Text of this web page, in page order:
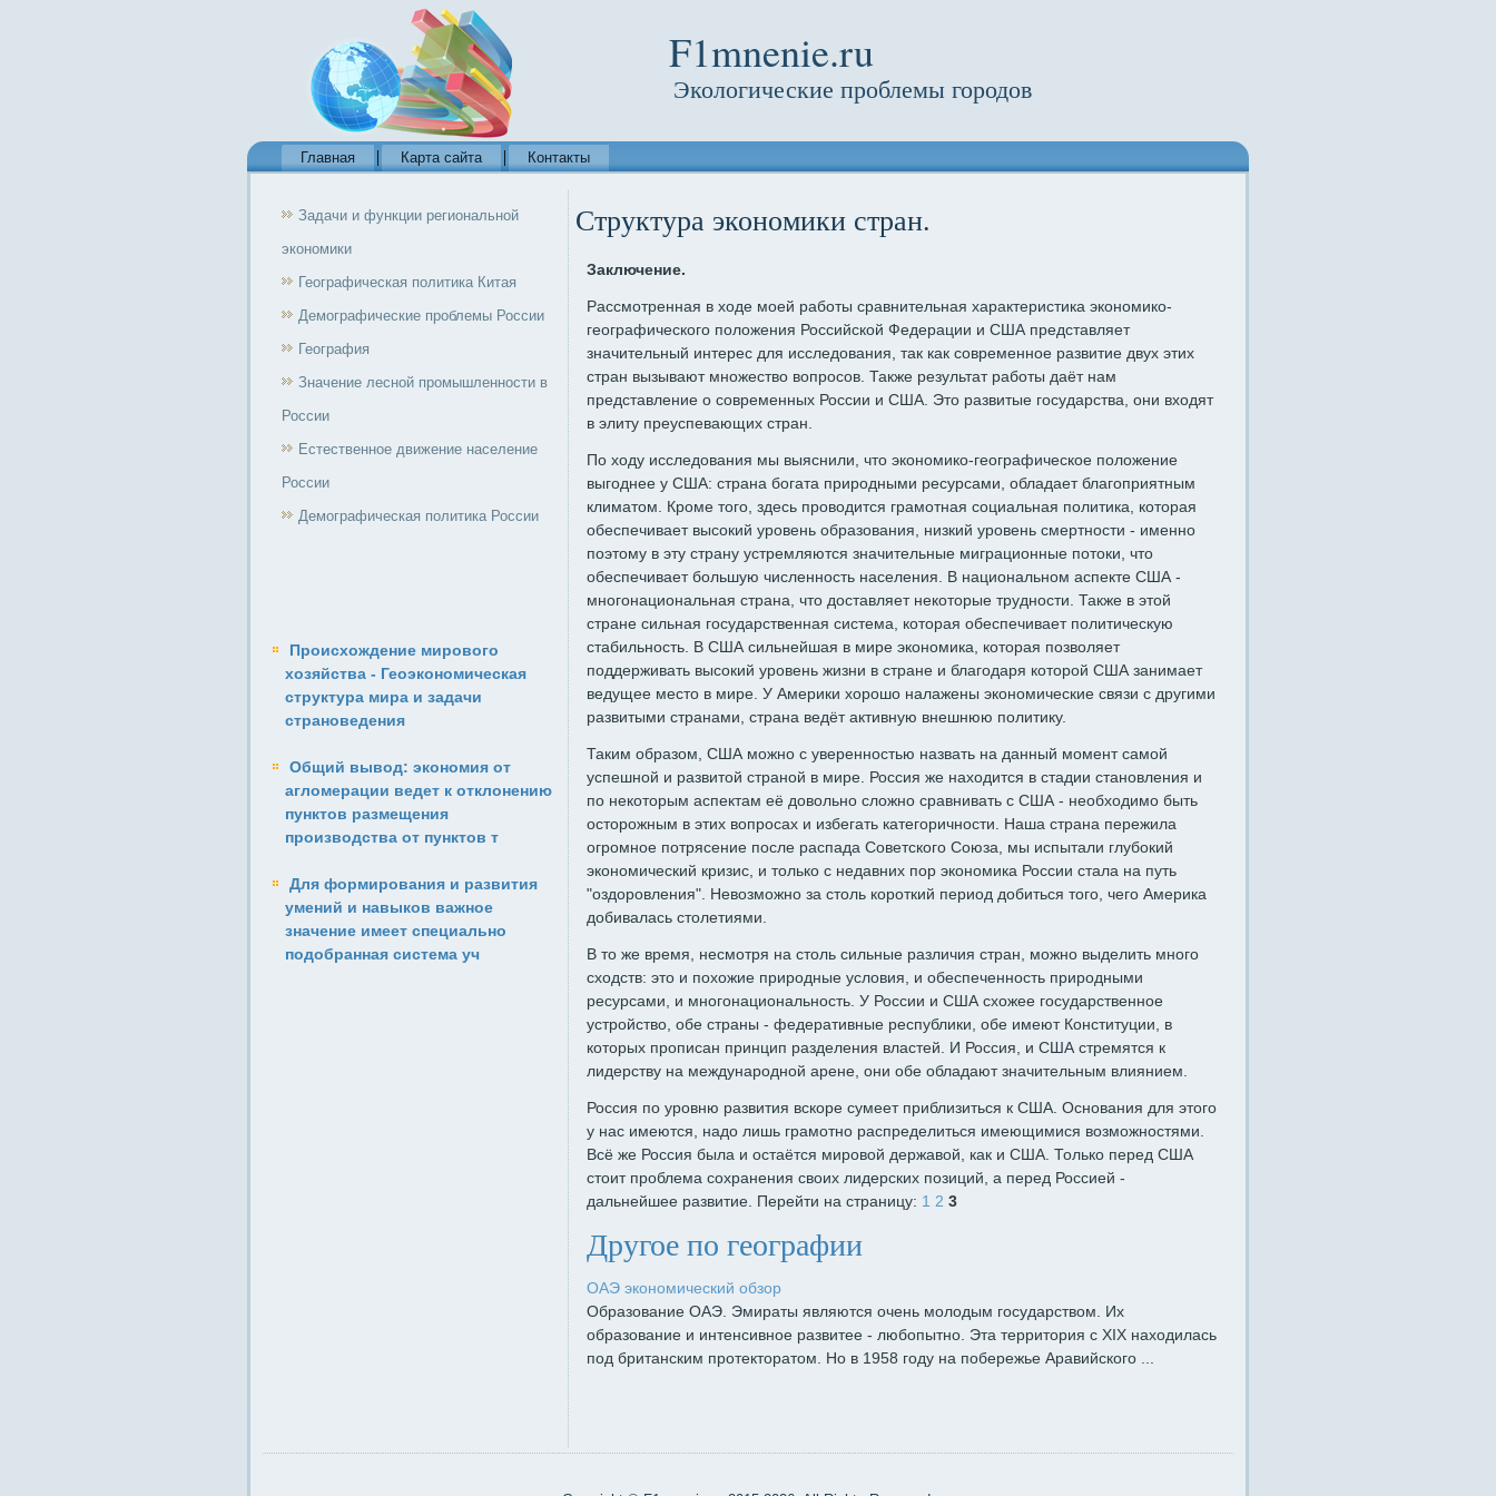
F1mnenie.ru
Экологические проблемы городов
Главная Карта сайта Контакты
Задачи и функции региональной
экономики
Географическая политика Китая
Демографические проблемы России
География
Значение лесной промышленности в
России
Естественное движение население
России
Демографическая политика России
Происхождение мирового
хозяйства - Геоэкономическая
структура мира и задачи
страноведения
Общий вывод: экономия от
агломерации ведет к отклонению
пунктов размещения
производства от пунктов т
Для формирования и развития
умений и навыков важное
значение имеет специально
подобранная система уч
Структура экономики стран.
Заключение.
Рассмотренная в ходе моей работы сравнительная характеристика экономико-
географического положения Российской Федерации и США представляет
значительный интерес для исследования, так как современное развитие двух этих
стран вызывают множество вопросов. Также результат работы даёт нам
представление о современных России и США. Это развитые государства, они входят
в элиту преуспевающих стран.
По ходу исследования мы выяснили, что экономико-географическое положение
выгоднее у США: страна богата природными ресурсами, обладает благоприятным
климатом. Кроме того, здесь проводится грамотная социальная политика, которая
обеспечивает высокий уровень образования, низкий уровень смертности - именно
поэтому в эту страну устремляются значительные миграционные потоки, что
обеспечивает большую численность населения. В национальном аспекте США -
многонациональная страна, что доставляет некоторые трудности. Также в этой
стране сильная государственная система, которая обеспечивает политическую
стабильность. В США сильнейшая в мире экономика, которая позволяет
поддерживать высокий уровень жизни в стране и благодаря которой США занимает
ведущее место в мире. У Америки хорошо налажены экономические связи с другими
развитыми странами, страна ведёт активную внешнюю политику.
Таким образом, США можно с уверенностью назвать на данный момент самой
успешной и развитой страной в мире. Россия же находится в стадии становления и
по некоторым аспектам её довольно сложно сравнивать с США - необходимо быть
осторожным в этих вопросах и избегать категоричности. Наша страна пережила
огромное потрясение после распада Советского Союза, мы испытали глубокий
экономический кризис, и только с недавних пор экономика России стала на путь
"оздоровления". Невозможно за столь короткий период добиться того, чего Америка
добивалась столетиями.
В то же время, несмотря на столь сильные различия стран, можно выделить много
сходств: это и похожие природные условия, и обеспеченность природными
ресурсами, и многонациональность. У России и США схожее государственное
устройство, обе страны - федеративные республики, обе имеют Конституции, в
которых прописан принцип разделения властей. И Россия, и США стремятся к
лидерству на международной арене, они обе обладают значительным влиянием.
Россия по уровню развития вскоре сумеет приблизиться к США. Основания для этого
у нас имеются, надо лишь грамотно распределиться имеющимися возможностями.
Всё же Россия была и остаётся мировой державой, как и США. Только перед США
стоит проблема сохранения своих лидерских позиций, а перед Россией -
дальнейшее развитие. Перейти на страницу: 1 2 3
Другое по географии
ОАЭ экономический обзор
Образование ОАЭ. Эмираты являются очень молодым государством. Их
образование и интенсивное развитее - любопытно. Эта территория с XIX находилась
под британским протекторатом. Но в 1958 году на побережье Аравийского ...